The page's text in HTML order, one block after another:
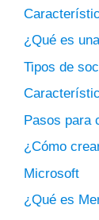
¿Qué es
Tipos de
Pasos para
¿Cómo
Microsoft
¿Qué es